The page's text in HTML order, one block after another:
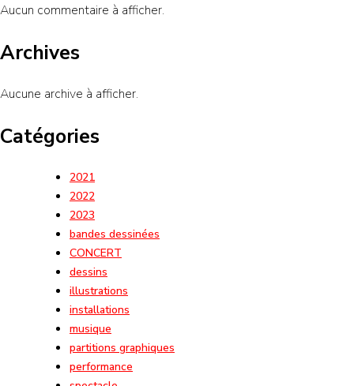
Aucun commentaire à afficher.
Archives
Aucune archive à afficher.
Catégories
2021
2022
2023
bandes dessinées
CONCERT
dessins
illustrations
installations
musique
partitions graphiques
performance